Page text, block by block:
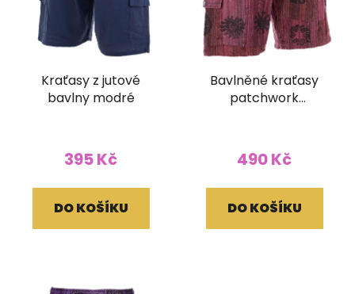
Kraťasy z jutové
bavlny modré
395 Kč
DO KOŠÍKU
Bavlněné kraťasy
patchwork
490 Kč
DO KOŠÍKU